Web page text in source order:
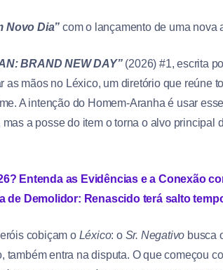
Novo Dia” com o lançamento de uma nova
BRAND NEW DAY”(2026) #1, escrita
as mãos no Léxico, um diretório que reúne
A intenção do Homem-Aranha é usar
a posse do item o torna o alvo principal
Entenda as Evidências e a Conexão
de Demolidor: Renascido terá salto
cobiçam o Léxico: o Sr. Negativo busca
também entra na disputa. O que começou